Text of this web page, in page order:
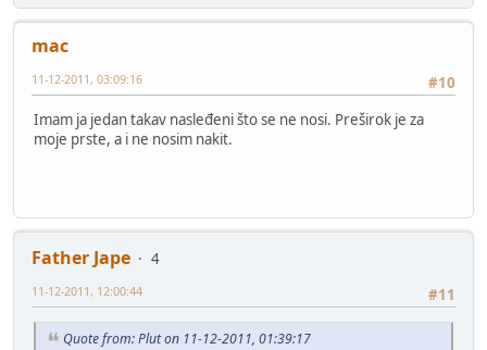
mac
#10
11-12-2011, 03:09:16
Imam ja jedan takav nasleđeni što se ne nosi. Preširok je za
moje prste, a i ne nosim nakit.
Father Jape
4
#11
11-12-2011, 12:00:44
Quote from: Plut on 11-12-2011, 01:39:17